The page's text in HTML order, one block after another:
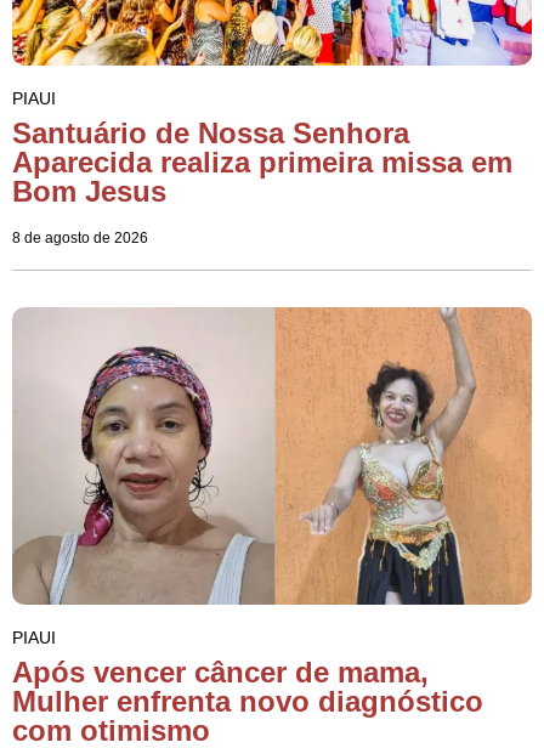
PIAUI
Santuário de Nossa Senhora
Aparecida realiza primeira missa em
Bom Jesus
8 de agosto de 2026
PIAUI
Após vencer câncer de mama,
Mulher enfrenta novo diagnóstico
com otimismo